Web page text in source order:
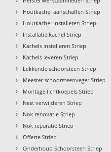
› Houtkachel aanschaffen Striep
› Houtkachel installeren Striep
› Installatie kachel Striep
› Kachels installeren Striep
› Kachels leveren Striep
› Lekkende schoorsteen Striep
› Meester schoorsteenveger Striep
› Montage lichtkoepels Striep
› Nest verwijderen Striep
› Nok renovatie Striep
› Nok reparatie Striep
› Offerte Striep
› Onderhoud Schoorsteen Striep